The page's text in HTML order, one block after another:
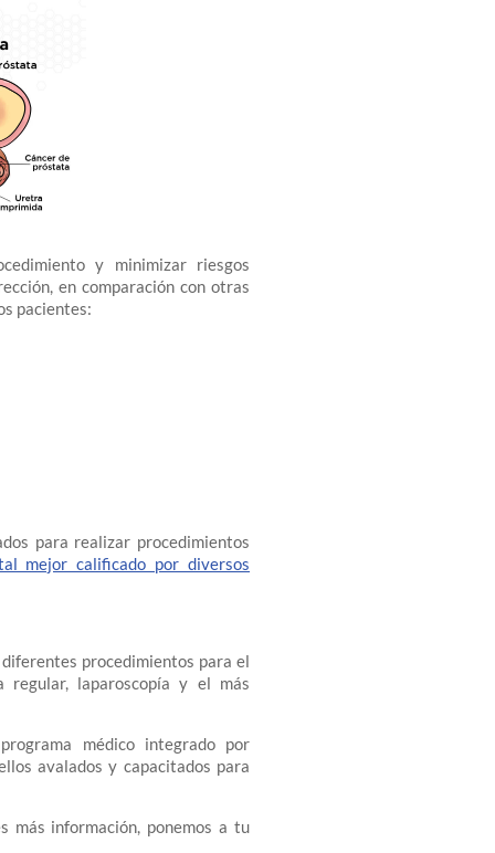
y minimizar riesgos
en comparación con otras
pacientes:
para realizar procedimientos
mejor calificado por diversos
procedimientos para el
laparoscopía y el más
médico integrado por
avalados y capacitados para
más información, ponemos a tu